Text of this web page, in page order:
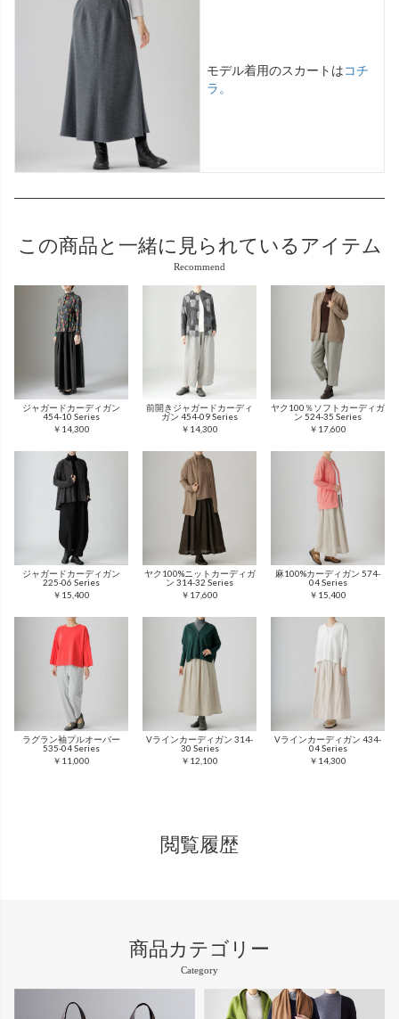
モデル着用のスカートはコチ
ラ。
この商品と 一緒に見られているアイテム
Recommend
ジャガードカーディガン
454-10 Series
￥14,300
前開きジャガードカーディ
ガン 454-09 Series
￥14,300
ヤク100％ソフトカーディガ
ン 524-35 Series
￥17,600
ジャガードカーディガン
225-06 Series
￥15,400
ヤク100%ニットカーディガ
ン 314-32 Series
￥17,600
麻100%カーディガン 574-
04 Series
￥15,400
ラグラン袖プルオーバー
535-04 Series
￥11,000
Vラインカーディガン 314-
30 Series
￥12,100
Vラインカーディガン 434-
04 Series
￥14,300
閲覧履歴
商品カテゴリー
Category